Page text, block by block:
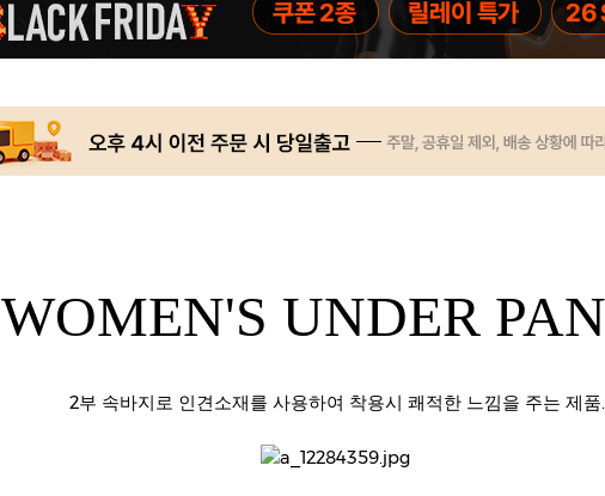
WOMEN'S UNDER
2부 속바지로 인견소재를 사용하여 착용시 쾌적한 느낌을 주는 제품.